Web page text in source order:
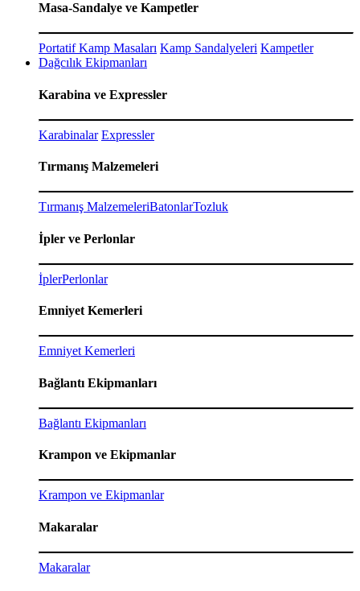
Masa-Sandalye ve Kampetler
Portatif Kamp Masaları Kamp Sandalyeleri Kampetler
Dağcılık Ekipmanları
Karabina ve Expressler
Karabinalar Expressler
Tırmanış Malzemeleri
Tırmanış MalzemeleriBatonlarTozluk
İpler ve Perlonlar
İplerPerlonlar
Emniyet Kemerleri
Emniyet Kemerleri
Bağlantı Ekipmanları
Bağlantı Ekipmanları
Krampon ve Ekipmanlar
Krampon ve Ekipmanlar
Makaralar
Makaralar